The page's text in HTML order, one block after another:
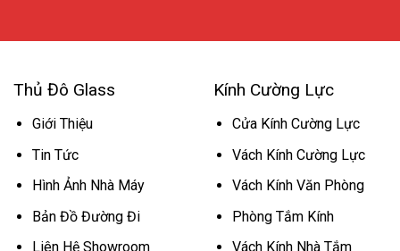
Thủ Đô Glass
Giới Thiệu
Tin Tức
Hình Ảnh Nhà Máy
Bản Đồ Đường Đi
Liên Hệ Showroom
Kính Cường Lực
Cửa Kính Cường Lực
Vách Kính Cường Lực
Vách Kính Văn Phòng
Phòng Tắm Kính
Vách Kính Nhà Tắm